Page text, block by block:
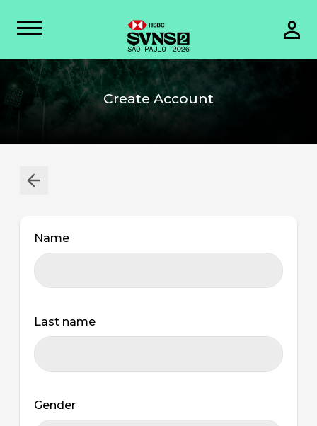
Create Account
Name
Last name
Gender